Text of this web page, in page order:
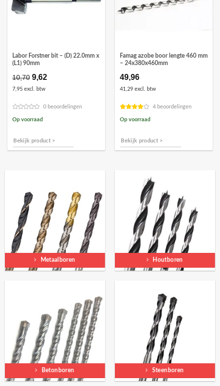
Labor Forstner bit – (D) 22.0mm x
(L1) 90mm
10,70 Oorspronkelijke
prijs
was:
9,62Huidige
7,95 excl. btw
0 beoordelingen
Op voorraad
Bekijk product >
Famag azobe boor lengte 460 mm
– 24x380x460mm
49,96
41,29 excl. btw
4 beoordelingen
Op voorraad
Bekijk product >
Metaalboren Houtboren
Betonboren Steenboren